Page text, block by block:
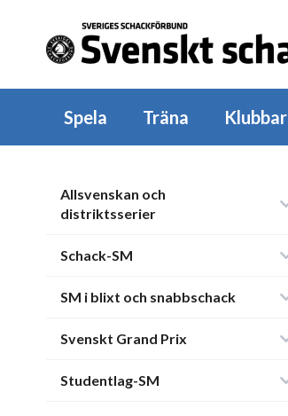
Spela Träna Klubbar
Allsvenskan och
distriktsserier
Schack-SM
SM i blixt och snabbschack
Svenskt Grand Prix
Studentlag-SM